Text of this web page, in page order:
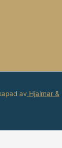
av Hjalmar &